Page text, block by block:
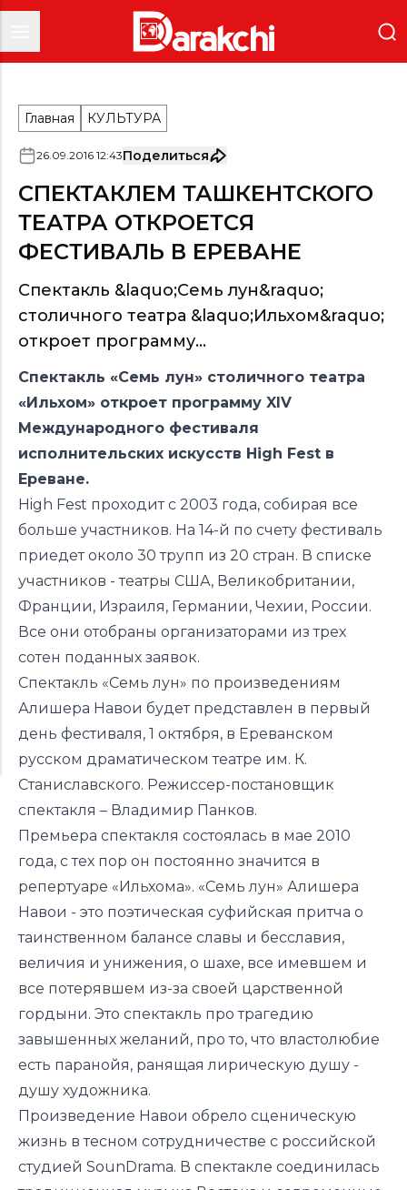
Главная КУЛЬТУРА
26.09.2016 12:43Поделиться
СПЕКТАКЛЕМ ТАШКЕНТСКОГО
ТЕАТРА ОТКРОЕТСЯ
ФЕСТИВАЛЬ В ЕРЕВАНЕ
Спектакль &laquo;Семь лун&raquo;
столичного театра &laquo;Ильхом&raquo;
откроет программу...
Спектакль «Семь лун» столичного театра
«Ильхом» откроет программу XIV
Международного фестиваля
исполнительских искусств High Fest в
Ереване.
High Fest проходит с 2003 года, собирая все
больше участников. На 14-й по счету фестиваль
приедет около 30 трупп из 20 стран. В списке
участников - театры США, Великобритании,
Франции, Израиля, Германии, Чехии, России.
Все они отобраны организаторами из трех
сотен поданных заявок.
Cпектакль «Семь лун» по произведениям
Алишера Навои будет представлен в первый
день фестиваля, 1 октября, в Ереванском
русском драматическом театре им. К.
Станиславского. Режиссер-постановщик
спектакля – Владимир Панков.
Премьера спектакля состоялась в мае 2010
года, с тех пор он постоянно значится в
репертуаре «Ильхома». «Семь лун» Алишера
Навои - это поэтическая суфийская притча о
таинственном балансе славы и бесславия,
величия и унижения, о шахе, все имевшем и
все потерявшем из-за своей царственной
гордыни. Это спектакль про трагедию
завышенных желаний, про то, что властолюбие
есть паранойя, ранящая лирическую душу -
душу художника.
Произведение Навои обрело сценическую
жизнь в тесном сотрудничестве с российской
студией SounDrama. В спектакле соединилась